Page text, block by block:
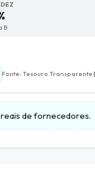
B
Fonte: Tesouro Transparente
de fornecedores.